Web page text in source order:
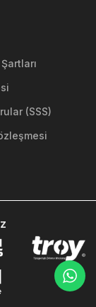
(SSS)